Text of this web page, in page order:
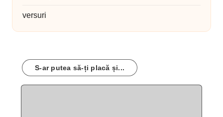
versuri
S-ar putea să-ți placă și...